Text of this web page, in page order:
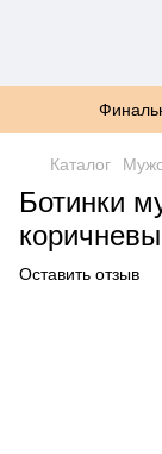
Каталог
Ботинки
Оставить отзыв